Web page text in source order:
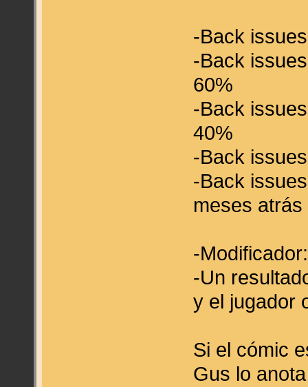
-Back
-Back
60%
-Back
40%
-Back
-Back
meses
-
-Un
y el jugador
Si el cómic
Gus lo